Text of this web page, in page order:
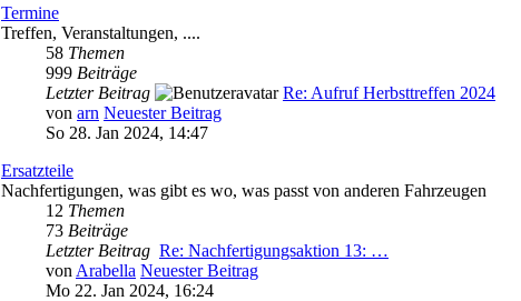
Termine
Treffen, Veranstaltungen, ....
58 Themen
999 Beiträge
Letzter Beitrag
Re: Aufruf Herbsttreffen 2024
von arn Neuester Beitrag
So 28. Jan 2024, 14:47
Ersatzteile
Nachfertigungen, was gibt es wo, was passt von anderen Fahrzeugen
12 Themen
73 Beiträge
Letzter Beitrag Re: Nachfertigungsaktion 13: …
von Arabella Neuester Beitrag
Mo 22. Jan 2024, 16:24